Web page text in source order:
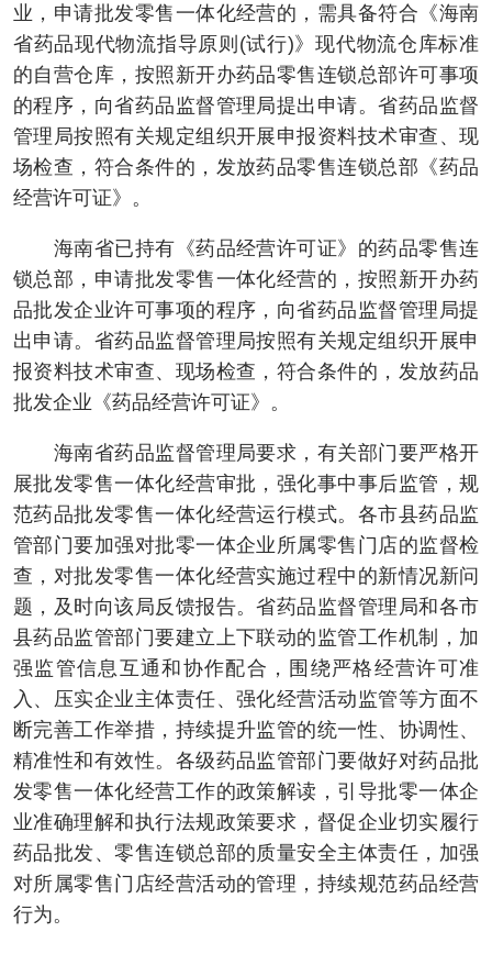
业，申请批发零售一体化经营的，需具备符合《海南
省药品现代物流指导原则(试行)》现代物流仓库标准
的自营仓库，按照新开办药品零售连锁总部许可事项
的程序，向省药品监督管理局提出申请。省药品监督
管理局按照有关规定组织开展申报资料技术审查、现
场检查，符合条件的，发放药品零售连锁总部《药品
经营许可证》。
海南省已持有《药品经营许可证》的药品零售连
锁总部，申请批发零售一体化经营的，按照新开办药
品批发企业许可事项的程序，向省药品监督管理局提
出申请。省药品监督管理局按照有关规定组织开展申
报资料技术审查、现场检查，符合条件的，发放药品
批发企业《药品经营许可证》。
海南省药品监督管理局要求，有关部门要严格开
展批发零售一体化经营审批，强化事中事后监管，规
范药品批发零售一体化经营运行模式。各市县药品监
管部门要加强对批零一体企业所属零售门店的监督检
查，对批发零售一体化经营实施过程中的新情况新问
题，及时向该局反馈报告。省药品监督管理局和各市
县药品监管部门要建立上下联动的监管工作机制，加
强监管信息互通和协作配合，围绕严格经营许可准
入、压实企业主体责任、强化经营活动监管等方面不
断完善工作举措，持续提升监管的统一性、协调性、
精准性和有效性。各级药品监管部门要做好对药品批
发零售一体化经营工作的政策解读，引导批零一体企
业准确理解和执行法规政策要求，督促企业切实履行
药品批发、零售连锁总部的质量安全主体责任，加强
对所属零售门店经营活动的管理，持续规范药品经营
行为。